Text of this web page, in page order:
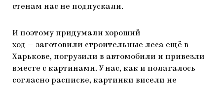
стенам нас не подпускали.
И поэтому придумали хороший
ход — заготовили строительные леса ещё в
Харькове, погрузили в автомобили и привезли
вместе с картинами. У нас, как и полагалось
согласно расписке, картинки висели не